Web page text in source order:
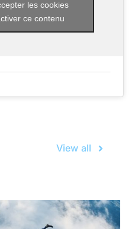
les cookies
ce contenu
View all